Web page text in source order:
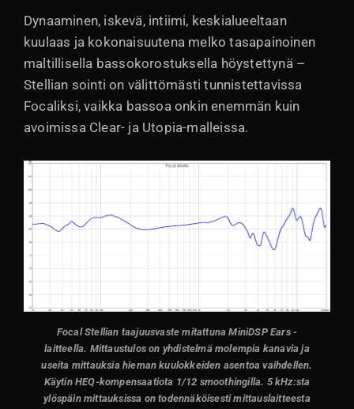
Dynaaminen, iskevä, intiimi, keskialueeltaan
kuulaas ja kokonaisuutena melko tasapainoinen
maltillisella bassokorostuksella höystettynä –
Stellian sointi on välittömästi tunnistettavissa
Focaliksi, vaikka bassoa onkin enemmän kuin
avoimissa Clear- ja Utopia-malleissa.
Focal Stellian taajuusvaste mitattuna MiniDSP Ears -
laitteella. Mittaustulos on yhdistelmä molempia kanavia ja
useita mittauksia hieman kuulokkeiden asentoa vaihdellen.
Käytin HEQ-kompensaatiota 1/12 smoothingilla. 5 kHz:sta
ylöspäin mittauksissa on todennäköisesti mittauslaitteesta